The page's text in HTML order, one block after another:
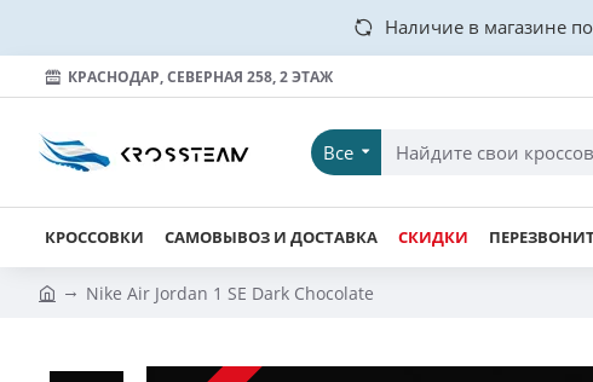
Наличие в магазине
КРАСНОДАР, СЕВЕРНАЯ 258, 2 ЭТАЖ
Все
КРОССОВКИ САМОВЫВОЗ И ДОСТАВКА СКИДКИ
Nike Air Jordan 1 SE Dark Chocolate